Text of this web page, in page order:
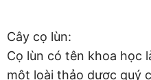
Cây cọ lùn:
Cọ lùn có tên khoa học
một loài thảo dược quý